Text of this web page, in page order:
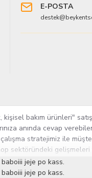
E-POSTA
bakım ürünleri"
anında cevap
stratejimiz ile
sektöründeki
ender mağazalardan
hayatında lider ve
jeje po kass.
jeje po kass.